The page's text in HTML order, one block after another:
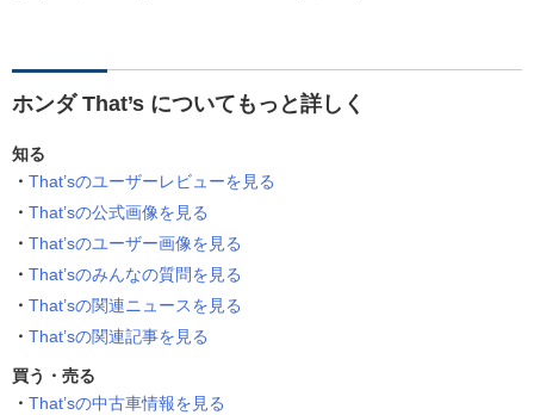
ホンダ That’s についてもっと詳しく
知る
That’sのユーザーレビューを見る
That’sの公式画像を見る
That’sのユーザー画像を見る
That’sのみんなの質問を見る
That’sの関連ニュースを見る
That’sの関連記事を見る
買う・売る
That’sの中古車情報を見る